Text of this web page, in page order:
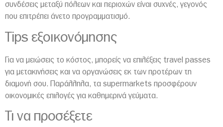
συνδέσεις μεταξύ πόλεων και περιοχών είναι συχνές, γεγονός
που επιτρέπει άνετο προγραμματισμό.
Tips εξοικονόμησης
Για να μειώσεις το κόστος, μπορείς να επιλέξεις travel passes
για μετακινήσεις και να οργανώσεις εκ των προτέρων τη
διαμονή σου. Παράλληλα, τα supermarkets προσφέρουν
οικονομικές επιλογές για καθημερινά γεύματα.
Τι να προσέξετε